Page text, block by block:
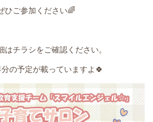
ひご参加ください🌈
はチラシをご確認ください。
の予定が載っていますよ🍀